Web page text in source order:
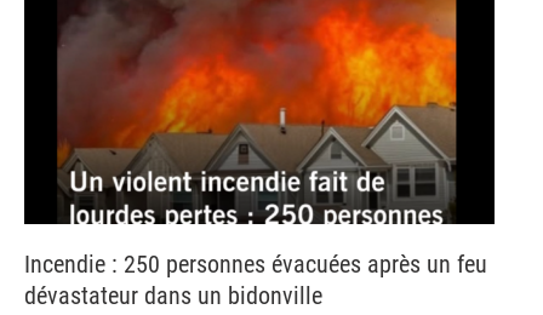
Incendie : 250 personnes évacuées après un feu
dévastateur dans un bidonville